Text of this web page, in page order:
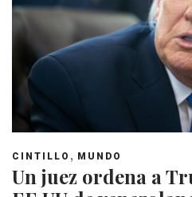
CINTILLO , MUNDO
Un juez ordena a